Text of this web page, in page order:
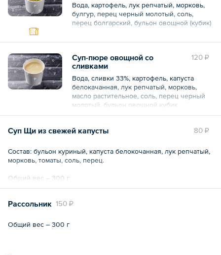
Вода, картофель, лук репчатый, морковь,
булгур, перец черный молотый, соль,
перец болгарский, бульон овощной (кубик)
Общий вес – 300 г
120 ₽
Суп-пюре овощной со
сливками
Вода, сливки 33%, картофель, капуста
белокачанная, лук репчатый, морковь,
масло растительное, соль, перец черный
молотый, бульон овощной кубик
80 ₽
Суп Щи из свежей капусты
Состав: бульон куриный, капуста белокочанная, лук репчатый,
морковь, томаты, соль, перец.
Общий вес – 300 г
150 ₽
Рассольник
Общий вес – 300 г